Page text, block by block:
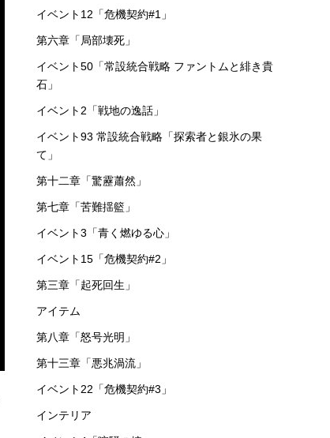
イベント12「危機契約#1」
第六章「局部壊死」
イベント50「常設統合戦略 ファントムと緋き貴
石」
イベント2「戦地の逸話」
イベント93 常設統合戦略「探索者と銀氷の果
て」
第十二章「驚靂蕭然」
第七章「苦難揺籃」
イベント3「青く燃ゆる心」
イベント15「危機契約#2」
第三章「起死回生」
アイテム
第八章「怒号光明」
第十三章「悪兆渦流」
イベント22「危機契約#3」
インテリア